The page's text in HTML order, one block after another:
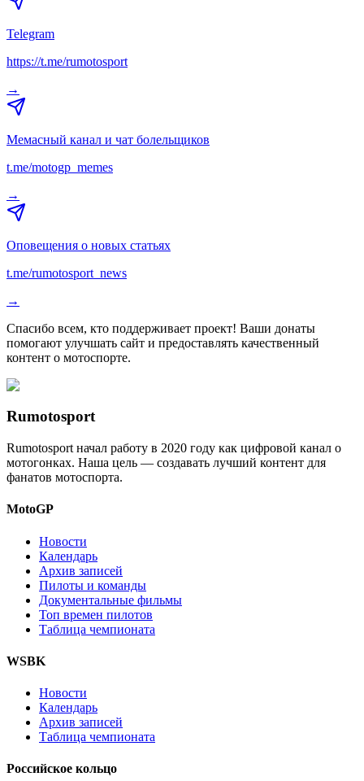
Telegram
https://t.me/rumotosport
→
Мемасный канал и чат болельщиков
t.me/motogp_memes
→
Оповещения о новых статьях
t.me/rumotosport_news
→
Спасибо всем, кто поддерживает проект! Ваши донаты
помогают улучшать сайт и предоставлять качественный
контент о мотоспорте.
Rumotosport
Rumotosport начал работу в 2020 году как цифровой канал о
мотогонках. Наша цель — создавать лучший контент для
фанатов мотоспорта.
MotoGP
Новости
Календарь
Архив записей
Пилоты и команды
Документальные фильмы
Топ времен пилотов
Таблица чемпионата
WSBK
Новости
Календарь
Архив записей
Таблица чемпионата
Российское кольцо